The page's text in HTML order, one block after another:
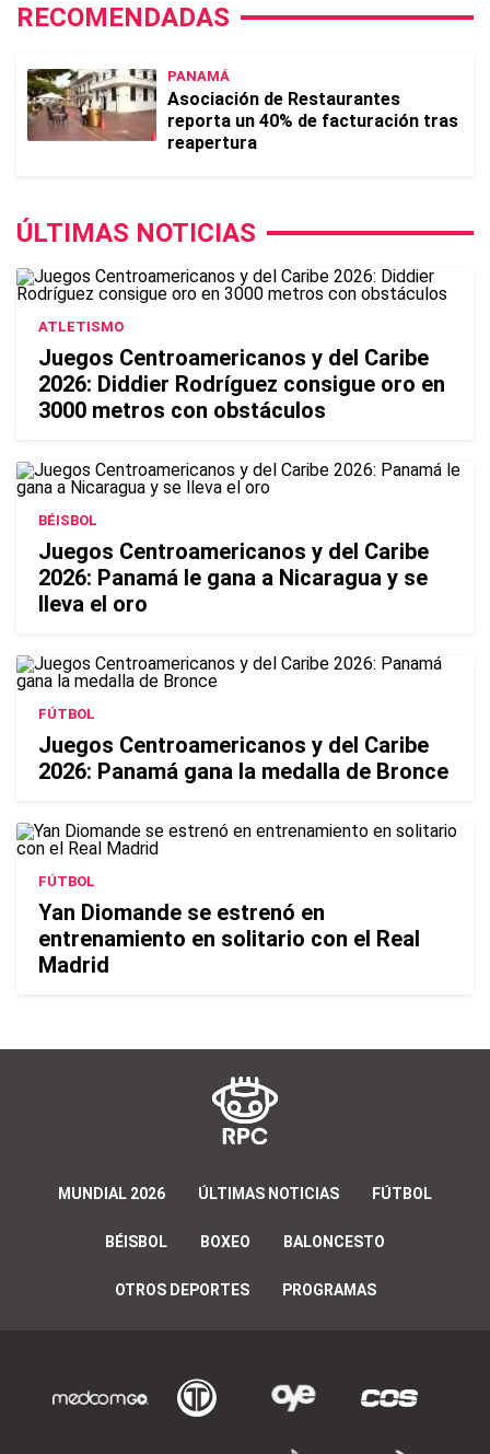
RECOMENDADAS
PANAMÁ
Asociación de Restaurantes
reporta un 40% de facturación tras
reapertura
ÚLTIMAS NOTICIAS
ATLETISMO
Juegos Centroamericanos y del Caribe
2026: Diddier Rodríguez consigue oro en
3000 metros con obstáculos
BÉISBOL
Juegos Centroamericanos y del Caribe
2026: Panamá le gana a Nicaragua y se
lleva el oro
FÚTBOL
Juegos Centroamericanos y del Caribe
2026: Panamá gana la medalla de Bronce
FÚTBOL
Yan Diomande se estrenó en
entrenamiento en solitario con el Real
Madrid
MUNDIAL 2026 ÚLTIMAS NOTICIAS FÚTBOL
BÉISBOL BOXEO BALONCESTO
OTROS DEPORTES PROGRAMAS